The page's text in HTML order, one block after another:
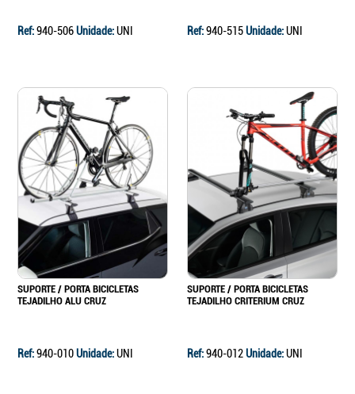
Ref:940-506Unidade:UNI Ref:940-515Unidade:UNI
SUPORTE / PORTA BICICLETAS
TEJADILHO ALU CRUZ
Ref:940-010Unidade:UNI
SUPORTE / PORTA BICICLETAS
TEJADILHO CRITERIUM CRUZ
Ref:940-012Unidade:UNI